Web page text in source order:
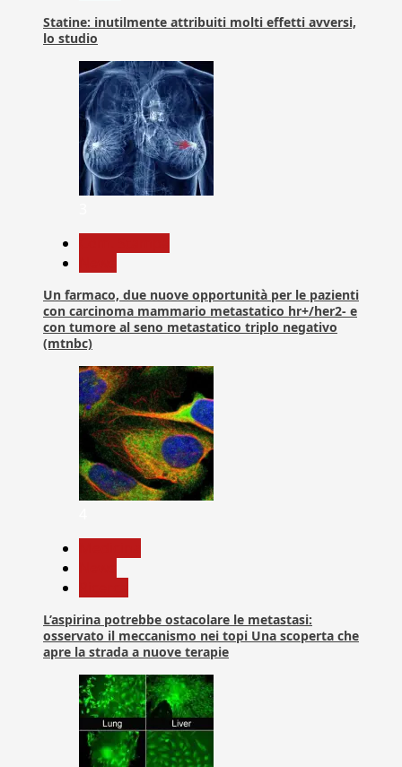
Statine: inutilmente attribuiti molti effetti avversi,
lo studio
Un farmaco, due nuove opportunità per le pazienti
con carcinoma mammario metastatico hr+/her2- e
con tumore al seno metastatico triplo negativo
(mtnbc)
L’aspirina potrebbe ostacolare le metastasi:
osservato il meccanismo nei topi Una scoperta che
apre la strada a nuove terapie